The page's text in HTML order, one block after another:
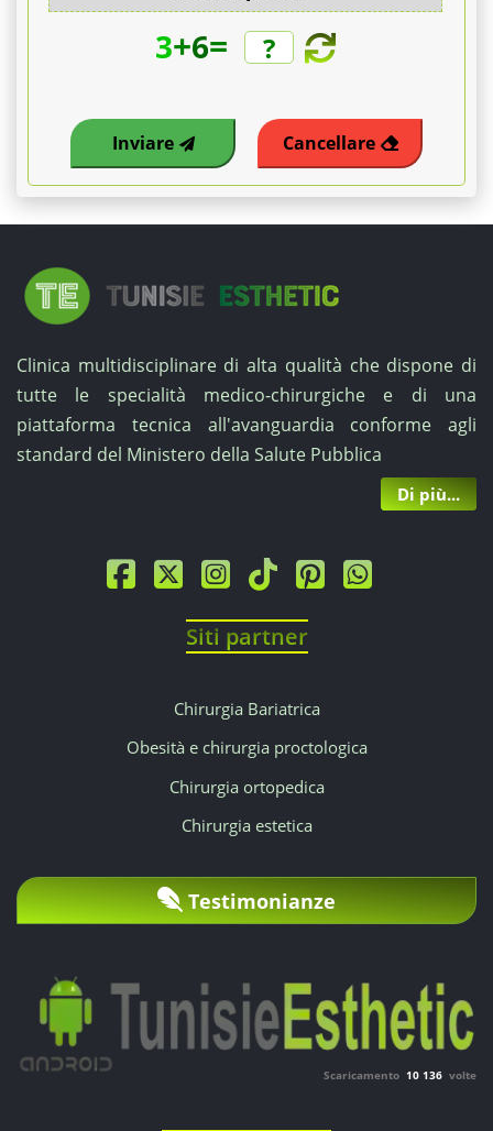
3+6=
Inviare Cancellare
Clinica multidisciplinare di alta qualità che dispone di
tutte le specialità medico-chirurgiche e di una
piattaforma tecnica all'avanguardia conforme agli
standard del Ministero della Salute Pubblica
Di più...
Siti partner
Chirurgia Bariatrica
Obesità e chirurgia proctologica
Chirurgia ortopedica
Chirurgia estetica
Testimonianze
Scaricamento 10 136 volte